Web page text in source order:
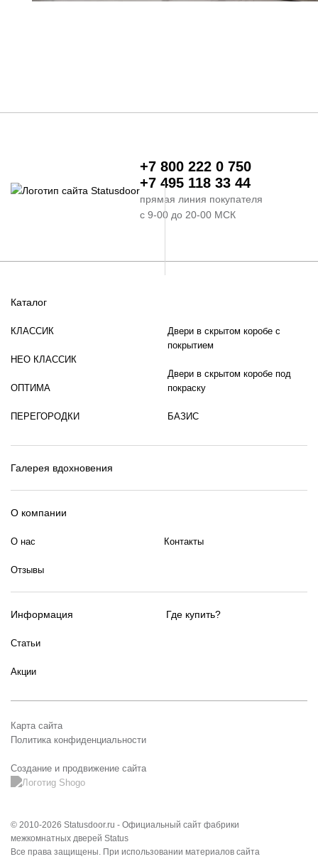
+7 800 222 0 750
+7 495 118 33 44
прямая линия покупателя
с 9-00 до 20-00 МСК
Каталог
КЛАССИК
НЕО КЛАССИК
ОПТИМА
ПЕРЕГОРОДКИ
Двери в скрытом коробе с
покрытием
Двери в скрытом коробе под
покраску
БАЗИС
Галерея вдохновения
О компании
О нас
Отзывы
Контакты
Информация
Статьи
Акции
Где купить?
Карта сайта
Политика конфиденциальности
© 2010-2026 Statusdoor.ru - Официальный сайт фабрики
межкомнатных дверей Status
Все права защищены. При использовании материалов сайта
Создание и продвижение сайта